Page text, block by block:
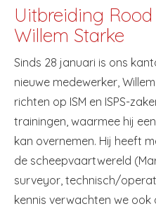
Uitbreiding
Willem Starke
Sinds 28 januari is ons
nieuwe medewerker,
richten op ISM en ISPS-
trainingen, waarmee hij
kan overnemen. Hij heeft
de scheepvaartwereld
surveyor, technisch/
kennis verwachten we ook